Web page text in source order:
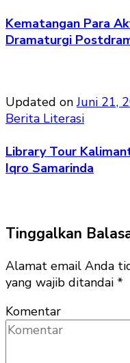
Kematangan Para
Dramaturgi
Updated onJuni 21,
Berita Literasi
Library Tour
Iqro Samarinda
Tinggalkan
Alamat email Anda
yang wajib ditandai *
Komentar